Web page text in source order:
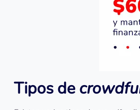
Tipos de